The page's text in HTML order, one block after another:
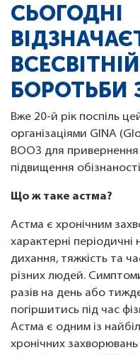
СЬОГОДНІ
БОРОТЬБИ
Вже 20-й рік поспіль
організаціями GINA
ВООЗ для привернення
підвищення
Що ж таке астма?
Астма є хронічним
характерні
дихання, тяжкість та
різних людей.
разів на день або
погіршитись під час
Астма є одним із
хронічних